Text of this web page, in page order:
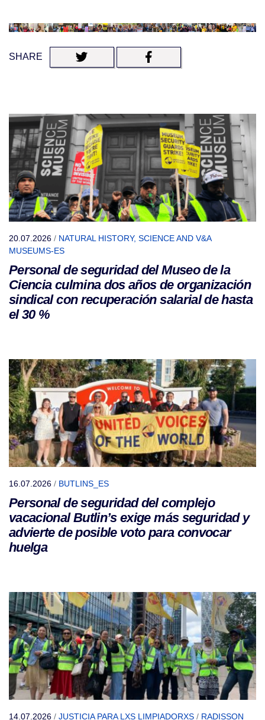
SHARE
20.07.2026 / NATURAL HISTORY, SCIENCE AND V&A
MUSEUMS-ES
Personal de seguridad del Museo de la
Ciencia culmina dos años de organización
sindical con recuperación salarial de hasta
el 30 %
16.07.2026 / BUTLINS_ES
Personal de seguridad del complejo
vacacional Butlin’s exige más seguridad y
advierte de posible voto para convocar
huelga
14.07.2026 / JUSTICIA PARA LXS LIMPIADORXS / RADISSON